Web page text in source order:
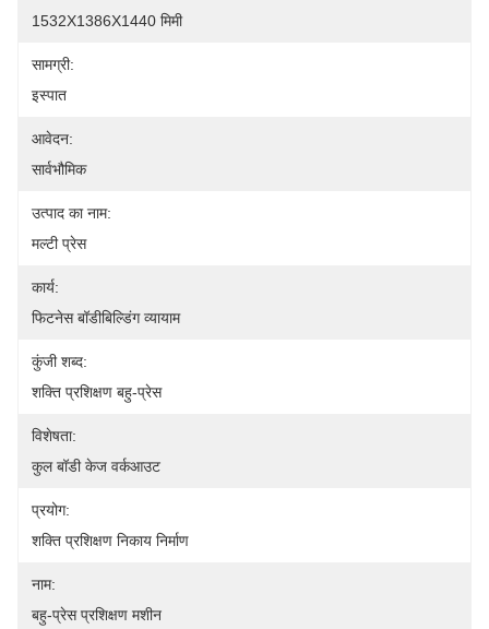
1532X1386X1440 मिमी
सामग्री:
इस्पात
आवेदन:
सार्वभौमिक
उत्पाद का नाम:
मल्टी प्रेस
कार्य:
फिटनेस बॉडीबिल्डिंग व्यायाम
कुंजी शब्द:
शक्ति प्रशिक्षण बहु-प्रेस
विशेषता:
कुल बॉडी केज वर्कआउट
प्रयोग:
शक्ति प्रशिक्षण निकाय निर्माण
नाम:
बहु-प्रेस प्रशिक्षण मशीन